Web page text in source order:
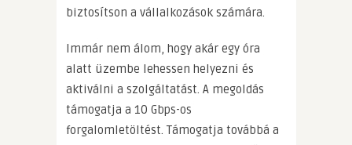
biztosítson a vállalkozások számára.
Immár nem álom, hogy akár egy óra
alatt üzembe lehessen helyezni és
aktiválni a szolgáltatást. A megoldás
támogatja a 10 Gbps-os
forgalomletöltést. Támogatja továbbá a